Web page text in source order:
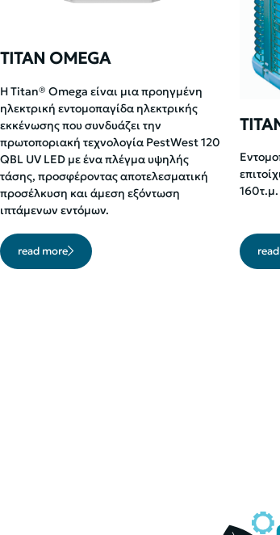
TITAN OMEGA
Η Titan® Omega είναι μια προηγμένη
ηλεκτρική εντομοπαγίδα ηλεκτρικής
εκκένωσης που συνδυάζει την
πρωτοποριακή τεχνολογία PestWest 120
QBL UV LED με ένα πλέγμα υψηλής
τάσης, προσφέροντας αποτελεσματική
προσέλκυση και άμεση εξόντωση
ιπτάμενων εντόμων.
read more